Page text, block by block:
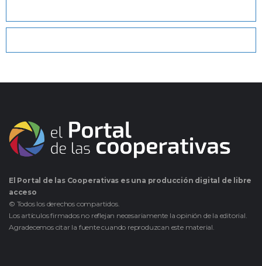
El Portal de las Cooperativas es una producción digital de libre
acceso
© Todos los derechos compartidos.
Los artículos firmados no reflejan necesariamente la opinión de la editorial.
Agradecemos citar la fuente cuando reproduzcan este material.